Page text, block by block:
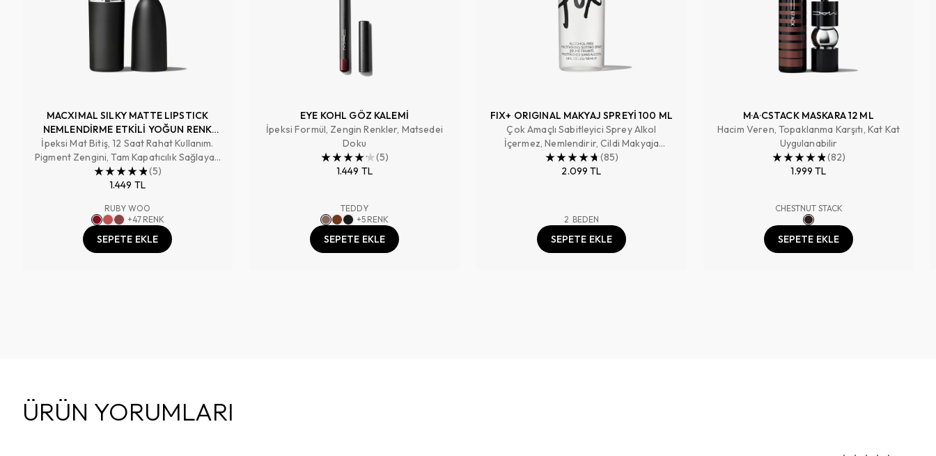
MACXIMAL SILKY MATTE LIPSTICK
NEMLENDİRME ETKİLİ YOĞUN RENK
SAĞLAYAN RUJ
İpeksi Mat Bitiş, 12 Saat Rahat Kullanım.
Pigment Zengini, Tam Kapatıcılık Sağlayan
Renk
(5)
1.449 TL
RUBY WOO
+47 RENK
SEPETE EKLE
EYE KOHL GÖZ KALEMİ
İpeksi Formül, Zengin Renkler, Matsedei
Doku
(5)
1.449 TL
TEDDY
+5 RENK
SEPETE EKLE
FIX+ ORIGINAL MAKYAJ SPREYİ 100 ML
Çok Amaçlı Sabitleyici Sprey Alkol
İçermez, Nemlendirir, Cildi Makyaja
Hazırlar, Makyajı Sabitler , Tazeler
(85)
2.099 TL
2 BEDEN
SEPETE EKLE
M·A·CSTACK MASKARA 12 ML
Hacim Veren, Topaklanma Karşıtı, Kat Kat
Uygulanabilir
(82)
1.999 TL
CHESTNUT STACK
SEPETE EKLE
ÜRÜN YORUMLARI